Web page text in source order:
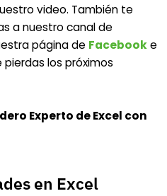
video. También te
a nuestro canal de
página de Facebooke
los próximos
Experto de Excel con
en Excel